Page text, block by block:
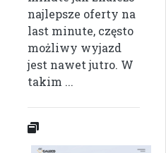
najlepsze oferty na
last minute, często
możliwy wyjazd
jest nawet jutro. W
takim ...